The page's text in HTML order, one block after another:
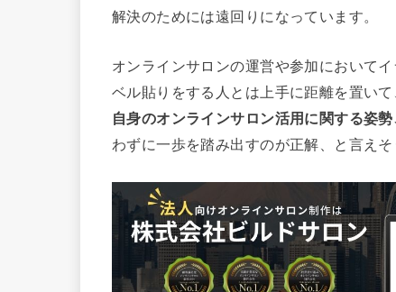
解決のためには遠回りになっています。
オンラインサロンの運営や参加において
ベル貼りをする人とは上手に距離を置いて
自身のオンラインサロン活用に関する姿
わずに一歩を踏み出すのが正解、と言えそ